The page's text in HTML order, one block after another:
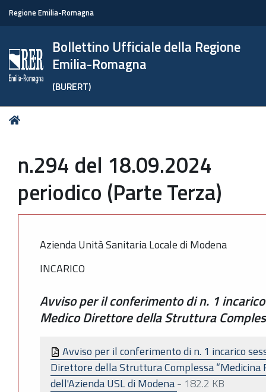
Regione Emilia-Romagna
Bollettino Ufficiale della Regione
Emilia-Romagna
(BURERT)
Tu
n.294 del 18.09.2024
periodico (Parte Terza)
Azienda Unità Sanitaria Locale di Modena
INCARICO
Avviso per il conferimento di n. 1
Medico Direttore della Struttura
Avviso per il conferimento di n. 1 incarico
Direttore della Struttura Complessa
dell'Azienda USL di Modena- 182.2 KB